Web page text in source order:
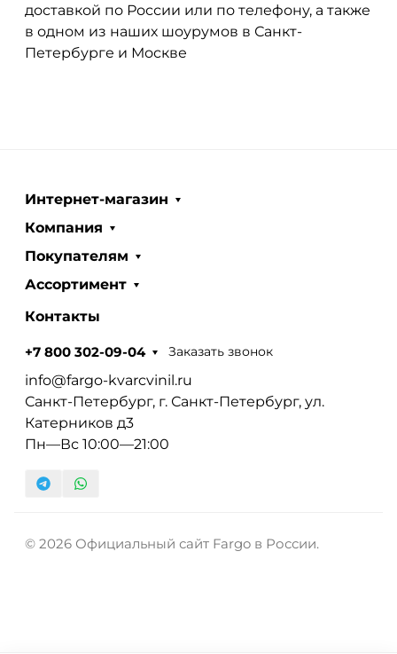
доставкой по России или по телефону, а также
в одном из наших шоурумов в Санкт-
Петербурге и Москве
Интернет-магазин
Компания
Покупателям
Ассортимент
Контакты
+7 800 302-09-04 Заказать звонок
info@fargo-kvarcvinil.ru
Санкт-Петербург, г. Санкт-Петербург, ул.
Катерников д3
Пн—Вс 10:00—21:00
© 2026 Официальный сайт Fargo в России.